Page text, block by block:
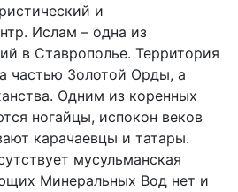
и
Ислам – одна из
в Ставрополье. Территория
частью Золотой Орды, а
Одним из коренных
ногайцы, испокон веков
карачаевцы и татары.
мусульманская
Минеральных Вод нет и